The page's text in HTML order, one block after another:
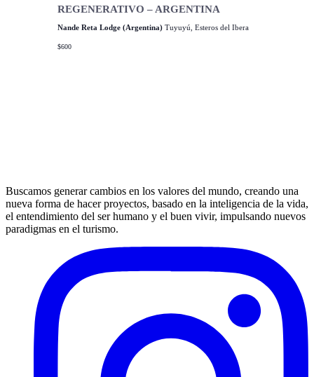
REGENERATIVO – ARGENTINA
Nande Reta Lodge (Argentina) Tuyuyú, Esteros del Ibera
$600
Buscamos generar cambios en los valores del mundo, creando una
nueva forma de hacer proyectos, basado en la inteligencia de la vida,
el entendimiento del ser humano y el buen vivir, impulsando nuevos
paradigmas en el turismo.